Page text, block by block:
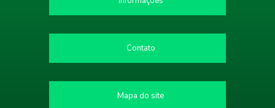
Contato
Mapa do site